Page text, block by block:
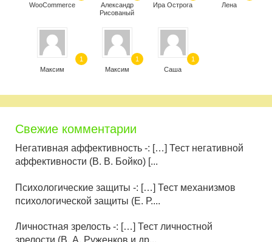
WooCommerce
Александр
Рисованый
Ира Острога
Лена
Максим
1
Максим
1
Саша
1
Свежие комментарии
Негативная аффективность -: […] Тест негативной
аффективности (В. В. Бойко) [...
Психологические защиты -: […] Тест механизмов
психологической защиты (Е. Р....
Личностная зрелость -: […] Тест личностной
зрелости (В. А. Руженков и др...